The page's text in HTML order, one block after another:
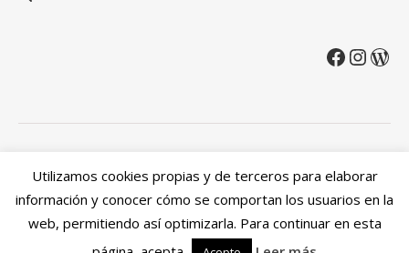
Política de privacidad Política de devoluciones y reembolsos
Mi cuenta
Ashe Tema deWP Royal
Utilizamos cookies propias y de terceros para elaborar
información y conocer cómo se comportan los usuarios en la
web, permitiendo así optimizarla. Para continuar en esta